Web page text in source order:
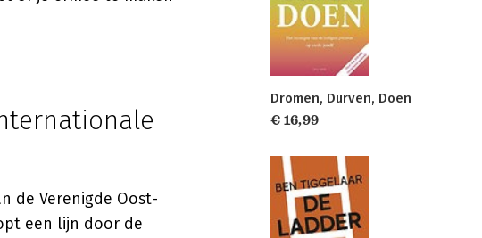
de Verenigde Oost-
een lijn door de
Dromen, Durven, Doen
€ 16,99